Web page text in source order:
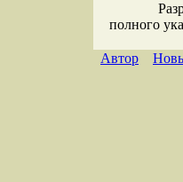
полного
Автор